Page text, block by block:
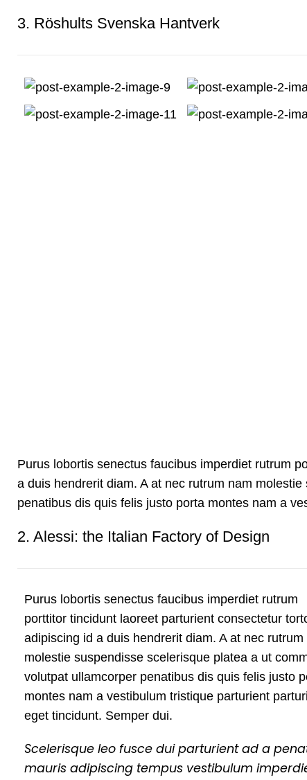
3. Röshults Svenska Hantverk
Purus lobortis senectus faucibus imperdiet rutrum
a duis hendrerit diam. A at nec rutrum nam
penatibus dis quis felis justo porta montes nam a
2. Alessi: the Italian Factory of Design
Purus lobortis senectus faucibus imperdiet rutrum
porttitor tincidunt laoreet parturient consectetur
adipiscing id a duis hendrerit diam. A at nec rutrum
molestie suspendisse scelerisque platea a ut
volutpat ullamcorper penatibus dis quis felis justo
montes nam a vestibulum tristique parturient
eget tincidunt. Semper dui.
Scelerisque leo fusce dui parturient ad a
mauris adipiscing tempus vestibulum